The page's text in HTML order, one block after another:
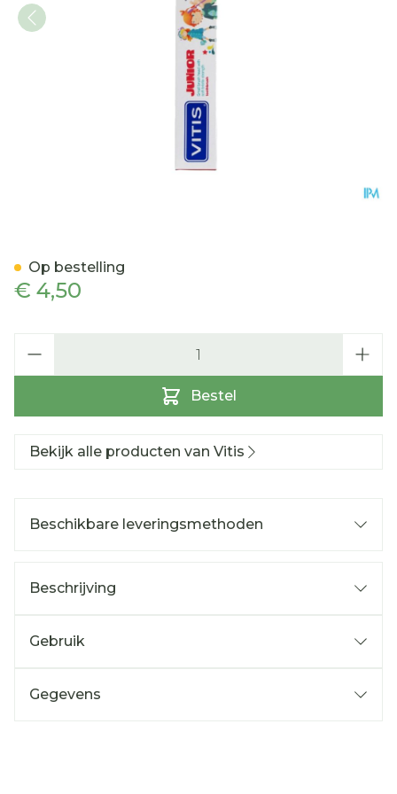
€ 4,50
Bestel
Op bestelling
Bekijk alle producten van Vitis
Beschikbare leveringsmethoden
Beschrijving
Gebruik
Gegevens